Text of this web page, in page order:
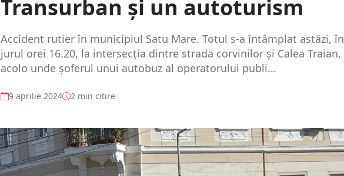
Transurban și un autoturism
Accident rutier în municipiul Satu Mare. Totul s-a întâmplat astăzi, în
jurul orei 16.20, la intersecția dintre strada corvinilor și Calea Traian,
acolo unde șoferul unui autobuz al operatorului publi...
9 aprilie 2024 2 min citire